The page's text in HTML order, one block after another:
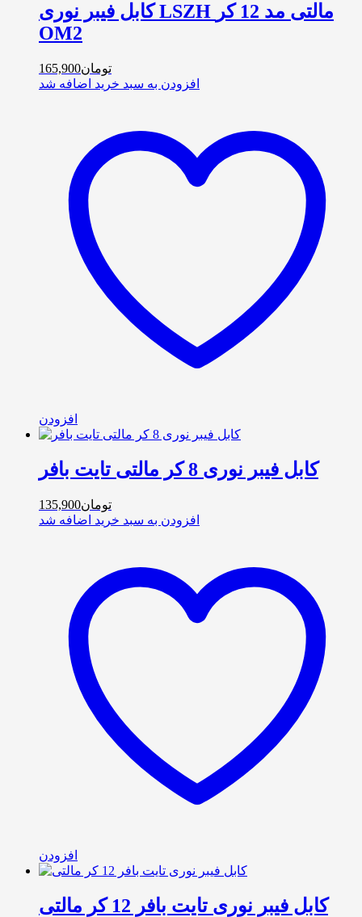
کابل فیبر نوری LSZH مالتی مد 12 کر
OM2
تومان165,900
افزودن به سبد خرید اضافه شد
افزودن
کابل فیبر نوری 8 کر مالتی تایت بافر
تومان135,900
افزودن به سبد خرید اضافه شد
افزودن
کابل فیبر نوری تایت بافر 12 کر مالتی